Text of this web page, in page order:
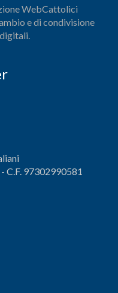
WebCattolici
e di condivisione
C.F. 97302990581